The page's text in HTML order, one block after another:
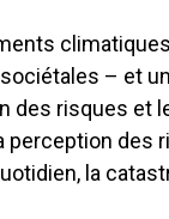
– et
risques et
des
la